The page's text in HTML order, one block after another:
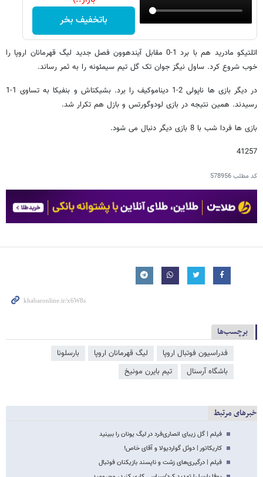
باتخفیف بخر
اتلتیکو مادرید هم با برد 1-0 مقابل آیندهوون فصل جدید لیگ قهرمانان اروپا را
خوب شروع کرد. ساول نیگز جوان تک گل تیم سیمئونه را به ثمر رساند.
در دیگر بازی ها ناپولی 2-1 دیناموکیف را برد. بشیکتاش و بنفیکا به تساوی 1-1
رسیدند. همین نتیجه در بازی لودوگورتس و بازل هم تکرار شد.
بازی ها فردا شب با 8 بازی دیگر دنبال می شود.
41257
کد مطلب578956
برچسب‌ها
فدراسیون فوتبال اروپا لیگ قهرمانان اروپا
بارسلونا
باشگاه آرسنال
تیم بایرن مونیخ
خبرهای مرتبط
فیلم | گل زیبای انصاری‌فرد در لیگ یونان را ببینید
کاریکاتور | دوئل گواردیولا و آقای خاص!
فیلم | درگیری‌های زشت و ناپسند بازیکنان فوتبال